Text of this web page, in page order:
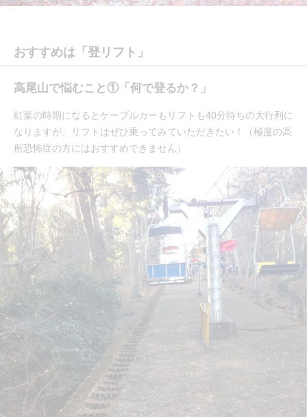
おすすめは「登リフト」
高尾山で悩むこと①「何で登るか？」
紅葉の時期になるとケーブルカーもリフトも40分待ちの大行列に
なりますが、リフトはぜひ乗ってみていただきたい！（極度の高
所恐怖症の方にはおすすめできません）